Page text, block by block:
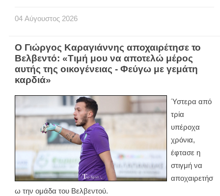
04 Αύγουστος 2026
Ο Γιώργος Καραγιάννης αποχαιρέτησε το
Βελβεντό: «Τιμή μου να αποτελώ μέρος
αυτής της οικογένειας - Φεύγω με γεμάτη
καρδιά»
Ύστερα από
τρία
υπέροχα
χρόνια,
έφτασε η
στιγμή να
αποχαιρετήσ
ω την ομάδα του Βελβεντού.